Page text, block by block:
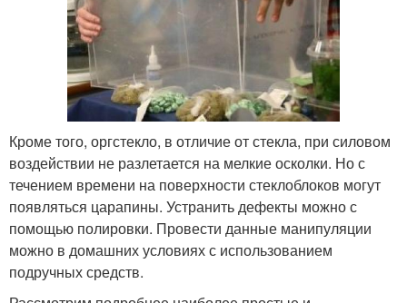
Кроме того, оргстекло, в отличие от стекла, при силовом
воздействии не разлетается на мелкие осколки. Но с
течением времени на поверхности стеклоблоков могут
появляться царапины. Устранить дефекты можно с
помощью полировки. Провести данные манипуляции
можно в домашних условиях с использованием
подручных средств.